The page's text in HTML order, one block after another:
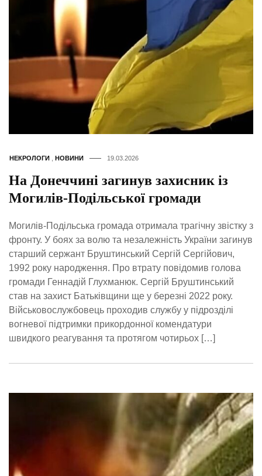
НЕКРОЛОГИ НОВИНИ 19.03.2026
На Донеччині загинув захисник із
Могилів-Подільської громади
Могилів-Подільська громада отримала трагічну звістку з
фронту. У боях за волю та незалежність України загинув
старший сержант Бруштинський Сергій Сергійович,
1992 року народження. Про втрату повідомив голова
громади Геннадій Глухманюк. Сергій Бруштинський
став на захист Батьківщини ще у березні 2022 року.
Військовослужбовець проходив службу у підрозділі
вогневої підтримки прикордонної комендатури
швидкого реагування та протягом чотирьох […]